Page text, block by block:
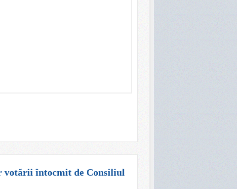
votării întocmit de Consiliul